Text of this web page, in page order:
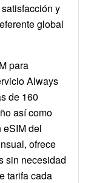
y
global
para
Always
de 160
así como
del
ofrece
sin necesidad
tarifa cada